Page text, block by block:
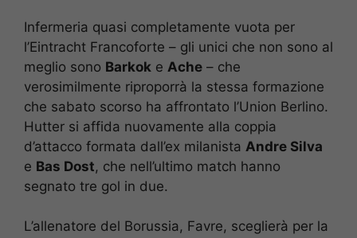
Infermeria quasi completamente vuota per
l’Eintracht Francoforte – gli unici che non sono al
meglio sono Barkok e Ache – che
verosimilmente riproporrà la stessa formazione
che sabato scorso ha affrontato l’Union Berlino.
Hutter si affida nuovamente alla coppia
d’attacco formata dall’ex milanista Andre Silva
e Bas Dost, che nell’ultimo match hanno
segnato tre gol in due.
L’allenatore del Borussia, Favre, sceglierà per la